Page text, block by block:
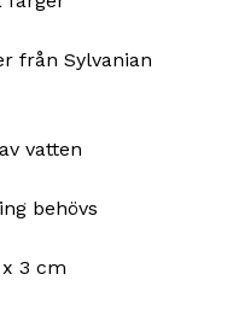
från Sylvanian
vatten
behövs
3 cm